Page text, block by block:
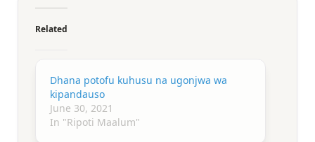
Related
Dhana potofu kuhusu na ugonjwa wa
kipandauso
June 30, 2021
In "Ripoti Maalum"